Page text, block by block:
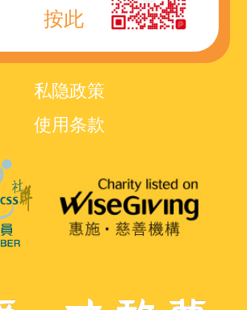
按此
私隐政策
使用条款